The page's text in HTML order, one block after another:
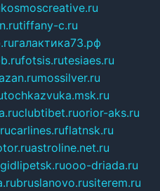
kosmoscreative.ru
tiffany-c.ru
галактика73.рф
fotsis.rutesiaes.ru
mossilver.ru
tochkazvuka.msk.ru
clubtibet.ruorior-aks.ru
carlines.ruflatnsk.ru
astroline.net.ru
gidlipetsk.ruooo-driada.ru
bruslanovo.rusiterem.ru